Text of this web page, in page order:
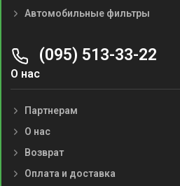
Автомобильные фильтры
(095) 513-33-22
О нас
Партнерам
О нас
Возврат
Оплата и доставка